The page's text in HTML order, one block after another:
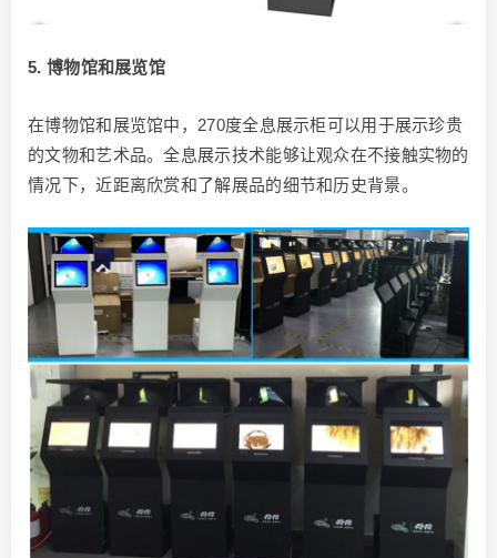
5. 博物馆和展览馆
在博物馆和展览馆中，270度全息展示柜可以用于展示珍贵
的文物和艺术品。全息展示技术能够让观众在不接触实物的
情况下，近距离欣赏和了解展品的细节和历史背景。